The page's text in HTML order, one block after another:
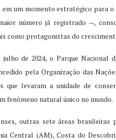
um momento estratégico para
número já registrado —,
como protagonistas do
julho de 2024, o Parque Nacional
pela Organização das
que levaram a unidade de
fenômeno natural único no mundo.
outras sete áreas
Central (AM), Costa do